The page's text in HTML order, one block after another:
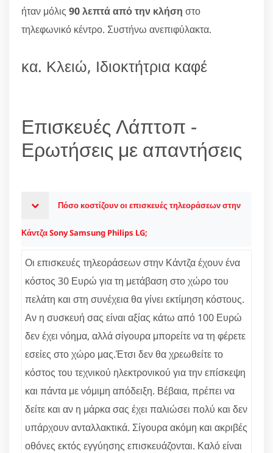
ήταν μόλις 90 λεπτά από την κλήση στο
τηλεφωνικό κέντρο. Συστήνω ανεπιφύλακτα.
κα. Κλειώ, Ιδιοκτήτρια καφέ
Επισκευές Λάπτοπ -
Ερωτήσεις με απαντήσεις
Πόσο κοστίζουν οι επισκευές τηλεοράσεων στην
Κάντζα Sony Samsung Philips LG;
Οι επισκευές τηλεοράσεων στην Κάντζα έχουν ένα
κόστος 30 Ευρώ για τη μετάβαση στο χώρο του
πελάτη και στη συνέχεια θα γίνει εκτίμηση κόστους.
Αν η συσκευή σας είναι αξίας κάτω από 100 Ευρώ
δεν έχει νόημα, αλλά σίγουρα μπορείτε να τη φέρετε
εσείες στο χώρο μας.Έτσι δεν θα χρεωθείτε το
κόστος του τεχνικού ηλεκτρονικού για την επίσκεψη
και πάντα με νόμιμη απόδειξη. Βέβαια, πρέπει να
δείτε και αν η μάρκα σας έχει παλιώσει πολύ και δεν
υπάρχουν ανταλλακτικά. Σίγουρα ακόμη και ακριβές
οθόνες εκτός εγγύησης επισκευάζονται. Καλό είναι